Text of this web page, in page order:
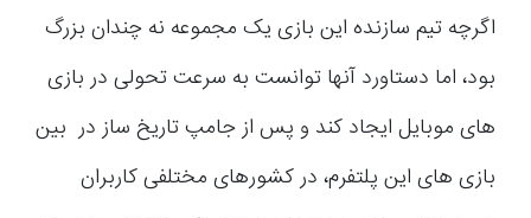
اگرچه تیم سازنده این بازی یک مجموعه نه چندان بزرگ
بود، اما دستاورد آنها توانست به سرعت تحولی در بازی
های موبایل ایجاد کند و پس از جامپ تاریخ ساز در بین
بازی های این پلتفرم، در کشورهای مختلفی کاربران